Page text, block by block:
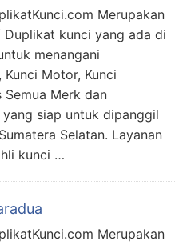
Merupakan
Duplikat kunci yang ada di
menangani
Motor, Kunci
Semua Merk dan
siap untuk dipanggil
Selatan. Layanan
kunci …
Merupakan